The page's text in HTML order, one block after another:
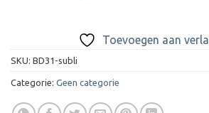
Toevoegen aan
SKU: BD31-subli
Categorie: Geen categorie